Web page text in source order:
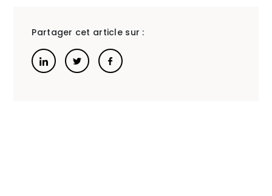
Partager cet article sur :